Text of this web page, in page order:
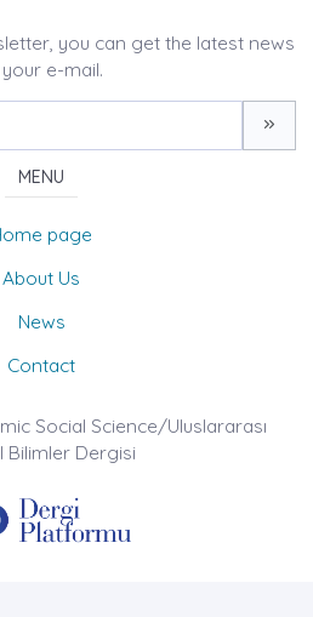
you can get the latest news
e-mail.
MENU
page
About Us
News
Contact
Social Science/Uluslararası
Bilimler Dergisi